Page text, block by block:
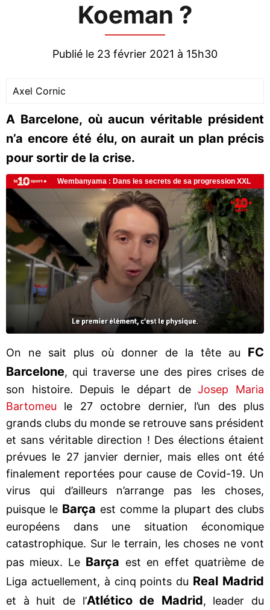
Koeman ?
Publié le 23 février 2021 à 15h30
Axel Cornic
A Barcelone, où aucun véritable président
n’a encore été élu, on aurait un plan précis
pour sortir de la crise.
On ne sait plus où donner de la tête au FC
Barcelone, qui traverse une des pires crises de
son histoire. Depuis le départ deJosep Maria
Bartomeu le 27 octobre dernier, l’un des plus
grands clubs du monde se retrouve sans président
et sans véritable direction ! Des élections étaient
prévues le 27 janvier dernier, mais elles ont été
finalement reportées pour cause de Covid-19. Un
virus qui d’ailleurs n’arrange pas les choses,
puisque le Barça est comme la plupart des clubs
européens dans une situation économique
catastrophique. Sur le terrain, les choses ne vont
pas mieux. Le Barça est en effet quatrième de
Liga actuellement, à cinq points du Real Madrid
et à huit de l’Atlético de Madrid, leader du